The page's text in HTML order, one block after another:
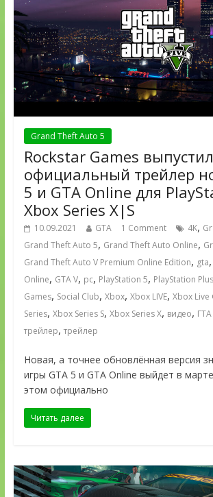
Grand Theft Auto 5
Rockstar Games
официальный трейлер
5 и GTA Online для
Xbox Series X|S
10.09.2021 GTA 1 Comment 4K,
Grand Theft Auto 5, Grand Theft Auto Online,
Grand Theft Auto V Premium Online Edition, gta,
Online, GTA V, pc, PlayStation 5, PlayStation Plus
Games, Social Club, Xbox, Xbox LIVE, Xbox Live
Series, Xbox Series S, Xbox Series X, видео, ГТА
трейлер, трейлер
Новая, а точнее обновлённая версия
игры GTA 5 и GTA Online выйдет в
этом официально
Читать далее